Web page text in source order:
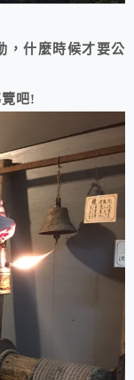
，什麼時候才要公
吧!